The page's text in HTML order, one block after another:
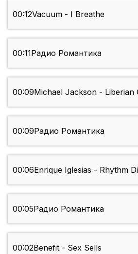
00:12Vacuum - I Breathe
00:11Радио Романтика
00:09Michael Jackson - Liberian
00:09Радио Романтика
00:06Enrique Iglesias - Rhythm
00:05Радио Романтика
00:02Benefit - Sex Sells